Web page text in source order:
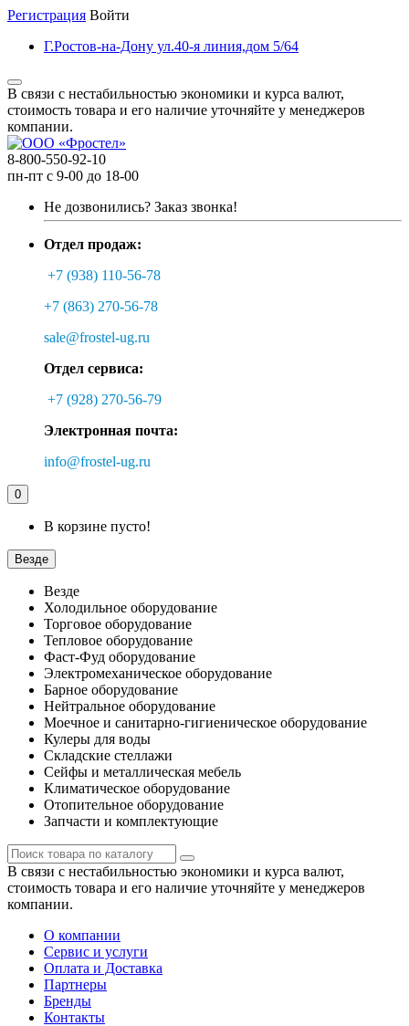
Регистрация Войти
Г.Ростов-на-Дону ул.40-я линия,дом 5/64
В связи с нестабильностью экономики и курса валют,
стоимость товара и его наличие уточняйте у менеджеров
компании.
8-800-550-92-10
пн-пт с 9-00 до 18-00
Не дозвонились? Заказ звонка!
Отдел продаж:
+7 (938) 110-56-78
+7 (863) 270-56-78
sale@frostel-ug.ru
Отдел сервиса:
+7 (928) 270-56-79
Электронная почта:
info@frostel-ug.ru
0
В корзине пусто!
Везде
Везде
Холодильное оборудование
Торговое оборудование
Тепловое оборудование
Фаст-Фуд оборудование
Электромеханическое оборудование
Барное оборудование
Нейтральное оборудование
Моечное и санитарно-гигиеническое оборудование
Кулеры для воды
Складские стеллажи
Сейфы и металлическая мебель
Климатическое оборудование
Отопительное оборудование
Запчасти и комплектующие
В связи с нестабильностью экономики и курса валют,
стоимость товара и его наличие уточняйте у менеджеров
компании.
О компании
Сервис и услуги
Оплата и Доставка
Партнеры
Бренды
Контакты